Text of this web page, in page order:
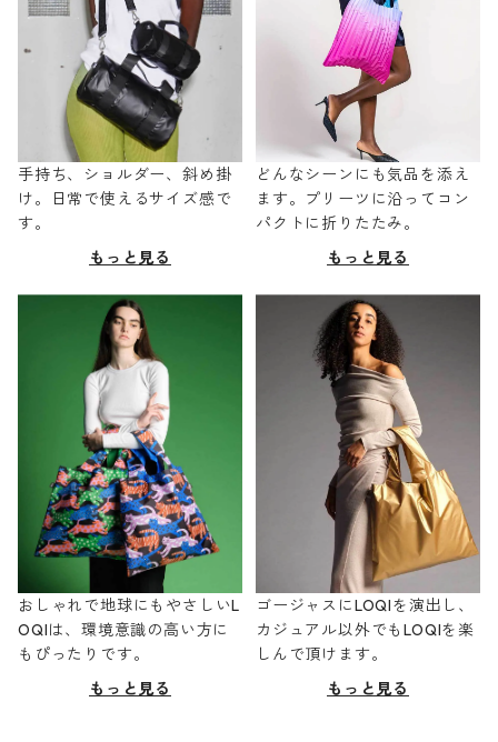
手持ち、ショルダー、斜め掛
け。日常で使えるサイズ感で
す。
もっと見る
どんなシーンにも気品を添え
ます。プリーツに沿ってコン
パクトに折りたたみ。
もっと見る
おしゃれで地球にもやさしいL
OQIは、環境意識の高い方に
もぴったりです。
もっと見る
ゴージャスにLOQIを演出し、
カジュアル以外でもLOQIを楽
しんで頂けます。
もっと見る